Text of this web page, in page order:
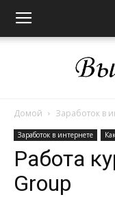
Домой Заработок в
Заработок в интернете
Работа
Group